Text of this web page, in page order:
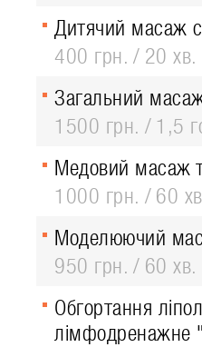
Дитячий масаж
400 грн.
20 хв.
Загальний
1500 грн.
1,5
Медовий масаж
1000 грн.
60
Моделюючий
950 грн.
60 хв.
Обгортання
лімфодренажне